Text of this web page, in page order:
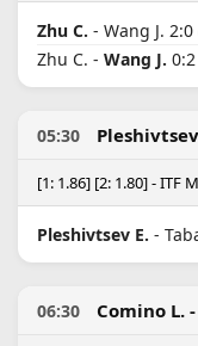
Zhu C. - Wang J.
Zhu C. - Wang J.
05:30
[1: 1.86] [2: 1.80] - ITF
Pleshivtsev E. -
06:30 Comino L.